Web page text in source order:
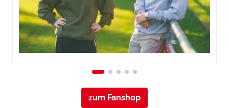
zum Fanshop